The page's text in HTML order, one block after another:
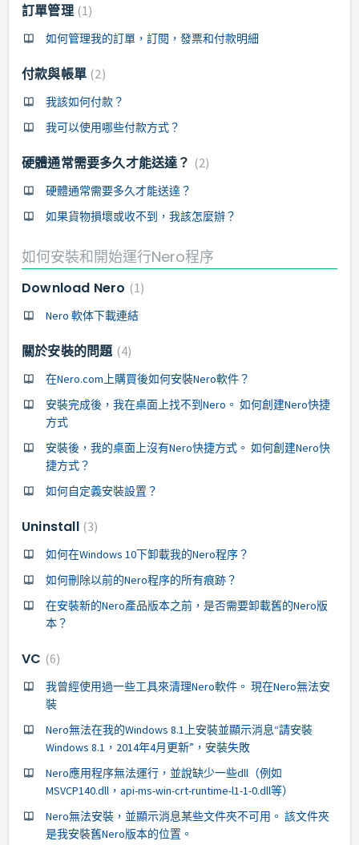
訂單管理 1
如何管理我的訂單，訂閱，發票和付款明細
付款與帳單 2
我該如何付款？
我可以使用哪些付款方式？
硬體通常需要多久才能送達？ 2
硬體通常需要多久才能送達？
如果貨物損壞或收不到，我該怎麼辦？
如何安裝和開始運行Nero程序
Download Nero 1
Nero 軟体下載連結
關於安裝的問題 4
在Nero.com上購買後如何安裝Nero軟件？
安裝完成後，我在桌面上找不到Nero。 如何創建Nero快捷
方式
安裝後，我的桌面上沒有Nero快捷方式。 如何創建Nero快
捷方式？
如何自定義安裝設置？
Uninstall 3
如何在Windows 10下卸載我的Nero程序？
如何刪除以前的Nero程序的所有痕跡？
在安裝新的Nero產品版本之前，是否需要卸載舊的Nero版
本？
VC 6
我曾經使用過一些工具來清理Nero軟件。 現在Nero無法安
裝
Nero無法在我的Windows 8.1上安裝並顯示消息“請安裝
Windows 8.1，2014年4月更新”，安裝失敗
Nero應用程序無法運行，並說缺少一些dll（例如
MSVCP140.dll，api-ms-win-crt-runtime-l1-1-0.dll等）
Nero無法安裝，並顯示消息某些文件夾不可用。 該文件夾
是我安裝舊Nero版本的位置。